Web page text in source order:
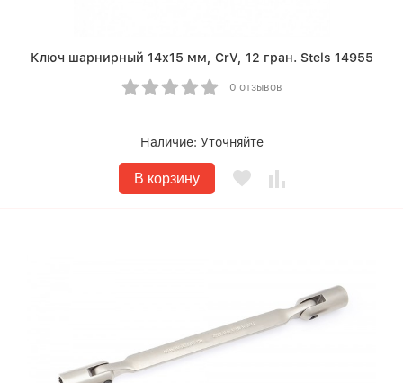
Ключ шарнирный 14х15 мм, CrV, 12 гран. Stels 14955
0 отзывов
Наличие: Уточняйте
В корзину